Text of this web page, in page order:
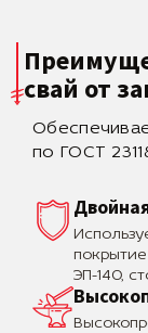
свай от
по ГОСТ
покрытие
ЭП-140,